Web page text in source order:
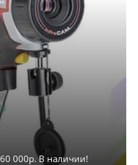
000р. В наличии!